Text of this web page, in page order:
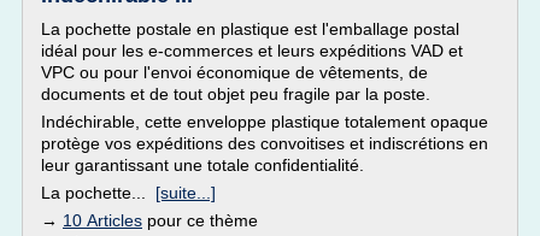
La pochette postale en plastique est l'emballage postal
idéal pour les e-commerces et leurs expéditions VAD et
VPC ou pour l'envoi économique de vêtements, de
documents et de tout objet peu fragile par la poste.
Indéchirable, cette enveloppe plastique totalement opaque
protège vos expéditions des convoitises et indiscrétions en
leur garantissant une totale confidentialité.
La pochette... [suite...]
→ 10 Articles pour ce thème